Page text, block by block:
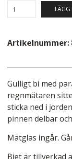
LÄGG
Artikelnummer:
Gulligt bi med
regnmätaren
sticka ned i
pinnen delbar
Mätglas ingår.
Biet är tillverkad